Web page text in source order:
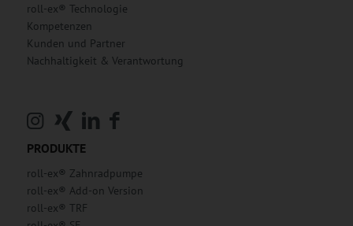
roll-ex® Technologie
Kompetenzen
Kunden und Partner
Nachhaltigkeit & Verantwortung
PRODUKTE
roll-ex® Zahnradpumpe
roll-ex® Add-on Version
roll-ex® TRF